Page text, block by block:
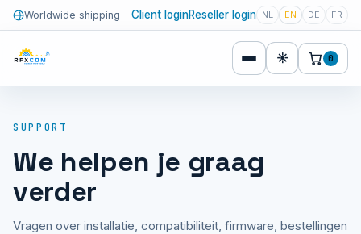
Worldwide shipping Client loginReseller login NL EN DE FR
☀ 0
SUPPORT
We helpen je graag
verder
Vragen over installatie, compatibiliteit, firmware, bestellingen